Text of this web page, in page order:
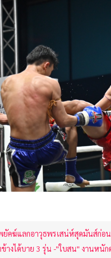
คฆ์แลกอาวุธพรเสน่ห์สุดมันส์ก่อน
างได้บาย 3 รุ่น -"ใบสน" งานหนัก